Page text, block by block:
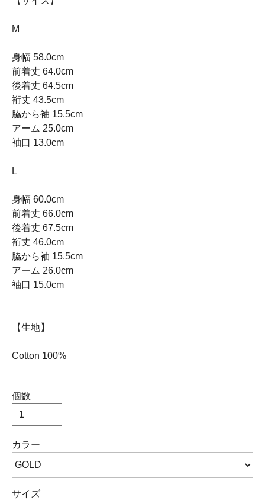
M
身幅 58.0cm
前着丈 64.0cm
後着丈 64.5cm
裄丈 43.5cm
脇から袖 15.5cm
アーム 25.0cm
袖口 13.0cm
L
身幅 60.0cm
前着丈 66.0cm
後着丈 67.5cm
裄丈 46.0cm
脇から袖 15.5cm
アーム 26.0cm
袖口 15.0cm
【生地】
Cotton 100%
個数
カラー
サイズ